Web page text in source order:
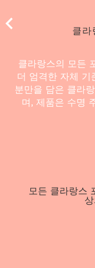
클라
클라랑스의 모든
더 엄격한 자체 기
분만을 담은 클라
며, 제품은 수명
모든 클라랑스